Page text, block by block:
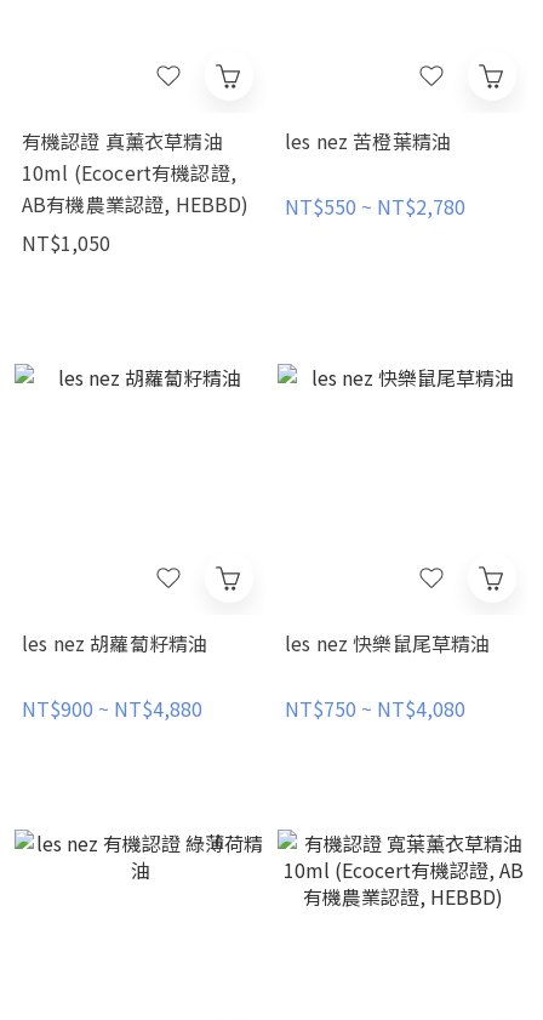
有機認證 真薰衣草精油
10ml (Ecocert有機認證,
AB有機農業認證, HEBBD)
NT$1,050
les nez 苦橙葉精油
NT$550 ~ NT$2,780
les nez 胡蘿蔔籽精油
NT$900 ~ NT$4,880
les nez 快樂鼠尾草精油
NT$750 ~ NT$4,080